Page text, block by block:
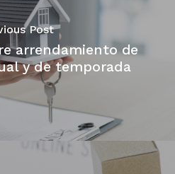
Post
arrendamiento de
y de temporada